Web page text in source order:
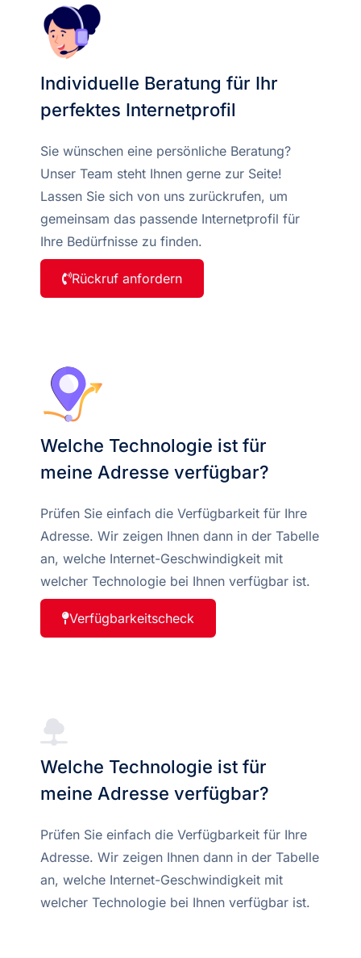
Individuelle Beratung für Ihr
perfektes Internetprofil
Sie wünschen eine persönliche Beratung?
Unser Team steht Ihnen gerne zur Seite!
Lassen Sie sich von uns zurückrufen, um
gemeinsam das passende Internetprofil für
Ihre Bedürfnisse zu finden.
Rückruf anfordern
Welche Technologie ist für
meine Adresse verfügbar?
Prüfen Sie einfach die Verfügbarkeit für Ihre
Adresse. Wir zeigen Ihnen dann in der Tabelle
an, welche Internet-Geschwindigkeit mit
welcher Technologie bei Ihnen verfügbar ist.
Verfügbarkeitscheck
Welche Technologie ist für
meine Adresse verfügbar?
Prüfen Sie einfach die Verfügbarkeit für Ihre
Adresse. Wir zeigen Ihnen dann in der Tabelle
an, welche Internet-Geschwindigkeit mit
welcher Technologie bei Ihnen verfügbar ist.